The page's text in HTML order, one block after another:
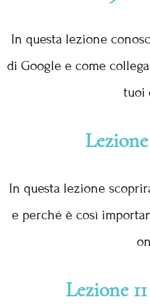
In questa lezione
di Google e come
tuoi
In questa lezione
e perché è così
Lezione